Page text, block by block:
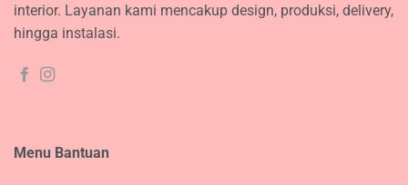
interior. Layanan kami mencakup design, produksi, delivery,
hingga instalasi.
Menu Bantuan